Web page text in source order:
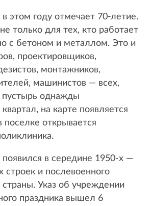
этом году отмечает 70-летие.
только для тех, кто работает
с бетоном и металлом. Это и
проектировщиков,
монтажников,
машинистов — всех,
пустырь однажды
на карте появляется
поселке открывается
в середине 1950-х —
строек и послевоенного
страны. Указ об учреждении
праздника вышел 6